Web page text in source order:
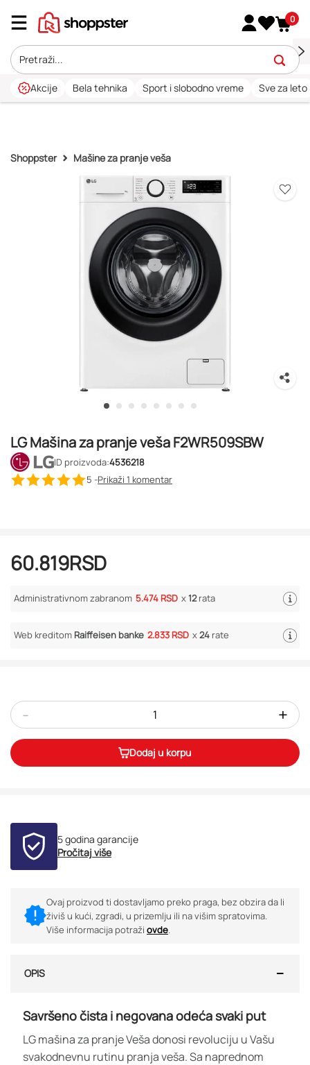
0
Akcije Bela tehnika Sport i slobodno vreme Sve za leto
Shoppster Mašine za pranje veša
LG Mašina za pranje veša F2WR509SBW
ID proizvoda:4536218
5 -Prikaži 1 komentar
60.819RSD
Administrativnom zabranom 5.474 RSD x12rata
Web kreditom Raiffeisen banke 2.833 RSD x24 rate
- +
Dodaj u korpu
5 godina garancije
Pročitaj više
Ovaj proizvod ti dostavljamo preko praga, bez obzira da li
živiš u kući, zgradi, u prizemlju ili na višim spratovima.
Više informacija potraži ovde
OPIS
Savršeno čista i negovana odeća svaki put
LG mašina za pranje Veša donosi revoluciju u Vašu
svakodnevnu rutinu pranja veša. Sa naprednom